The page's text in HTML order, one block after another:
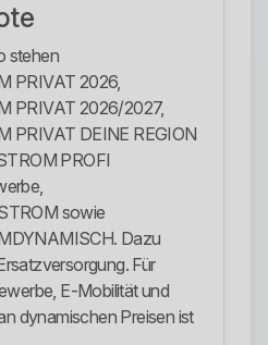
stehen
PRIVAT 2026,
PRIVAT 2026/2027,
PRIVAT DEINE REGION
PROFI
sowie
Dazu
Für
E-Mobilität und
dynamischen Preisen ist